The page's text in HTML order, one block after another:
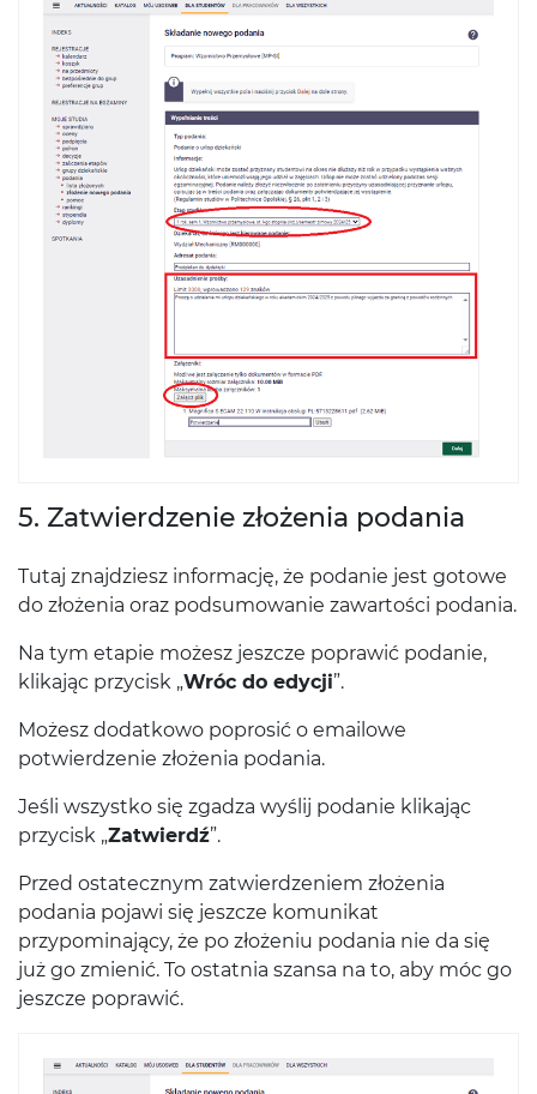
5. Zatwierdzenie złożenia podania
Tutaj znajdziesz informację, że podanie jest gotowe
do złożenia oraz podsumowanie zawartości podania.
Na tym etapie możesz jeszcze poprawić podanie,
klikając przycisk „Wróc do edycji”.
Możesz dodatkowo poprosić o emailowe
potwierdzenie złożenia podania.
Jeśli wszystko się zgadza wyślij podanie klikając
przycisk „Zatwierdź”.
Przed ostatecznym zatwierdzeniem złożenia
podania pojawi się jeszcze komunikat
przypominający, że po złożeniu podania nie da się
już go zmienić. To ostatnia szansa na to, aby móc go
jeszcze poprawić.